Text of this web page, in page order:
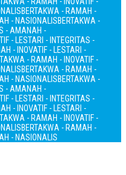
BERTAKWA - RAMAH -
- NASIONALISBERTAKWA -
- AMANAH -
- LESTARI - INTEGRITAS -
- INOVATIF - LESTARI -
- RAMAH - INOVATIF -
BERTAKWA - RAMAH -
- NASIONALISBERTAKWA -
- AMANAH -
- LESTARI - INTEGRITAS -
- INOVATIF - LESTARI -
- RAMAH - INOVATIF -
BERTAKWA - RAMAH -
- NASIONALIS